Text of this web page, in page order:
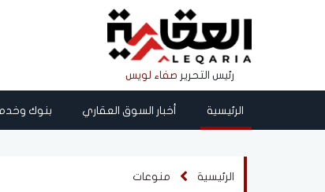
رئيس التحرير صفاء لويس
الرئيسية أخبار السوق العقاري بنوك
الرئيسية منوعات